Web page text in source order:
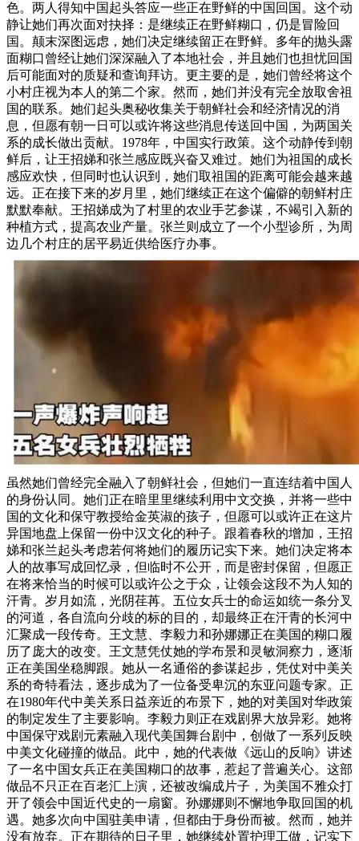
色。两人得知中国起头答应一些正在野鲜的中国回国。这个动
静让她们再次面对抉择：是继续正在野鲜糊口，仍是冒险回
国。颠末深图远虑，她们决定继续留正在野鲜。多年的抛头露
面糊口曾经让她们深深融入了本地社会，并且她们也担忧回国
后可能面对的质疑和查询拜访。更主要的是，她们曾经将这个
小村庄视为本人的第二个家。然而，她们并没有完全放取舍祖
国的联系。她们起头奥秘收集关于朝鲜社会和经济情况的消
息，但愿有朝一日可以或许将这些消息传送回中国，为两国关
系的成长做出贡献。1978年，中国实行政策。这个动静传到朝
鲜后，让王招娣和张兰感应既兴奋又难过。她们为祖国的成长
感应欢快，但同时也认识到，她们取祖国的距离可能会越来越
远。正在接下来的岁月里，她们继续正在这个偏僻的朝鲜村庄
默默奉献。王招娣成为了村里的农业手艺参谋，不竭引入新的
种植方式，提高农业产量。张兰则成立了一个小型诊所，为周
边几个村庄的居平易近供给医疗办事。
虽然她们曾经完全融入了朝鲜社会，但她们一直连结着中国人
的身份认同。她们正在暗里里继续利用中文交换，并将一些中
国的文化和保守教授给金英淑的孩子，但愿可以或许正在这片
异国地盘上保留一份中汉文化的种子。跟着春秋的增加，王招
娣和张兰起头考虑若何将她们的履历记实下来。她们决定将本
人的故事写成回忆录，但临时不公开，而是密封保留，但愿正
在将来恰当的时候可以或许公之于众，让领会这段不为人知的
汗青。岁月如流，光阴荏苒。五位女兵士的命运如统一条分叉
的河道，各自流向分歧的标的目的，却最终正在汗青的长河中
汇聚成一段传奇。王文慧、李毅力和孙娜娜正在美国的糊口履
历了庞大的改变。王文慧凭仗她的学布景和灵敏洞察力，逐渐
正在美国坐稳脚跟。她从一名通俗的参谋起步，凭仗对中美关
系的奇特看法，逐步成为了一位备受卑沉的东亚问题专家。正
在1980年代中美关系日益亲近的布景下，她的对美国对华政策
的制定发生了主要影响。李毅力则正在戏剧界大放异彩。她将
中国保守戏剧元素融入现代美国舞台剧中，创做了一系列反映
中美文化碰撞的做品。此中，她的代表做《远山的反响》讲述
了一名中国女兵正在美国糊口的故事，惹起了普遍关心。这部
做品不只正在百老汇上演，还被改编成片子，为美国不雅众打
开了领会中国近代史的一扇窗。孙娜娜则不懈地争取回国的机
遇。她多次向中国驻美申请，但都由于身份而被。然而，她并
没有放弃。正在期待的日子里，她继续处置护理工做，记实下